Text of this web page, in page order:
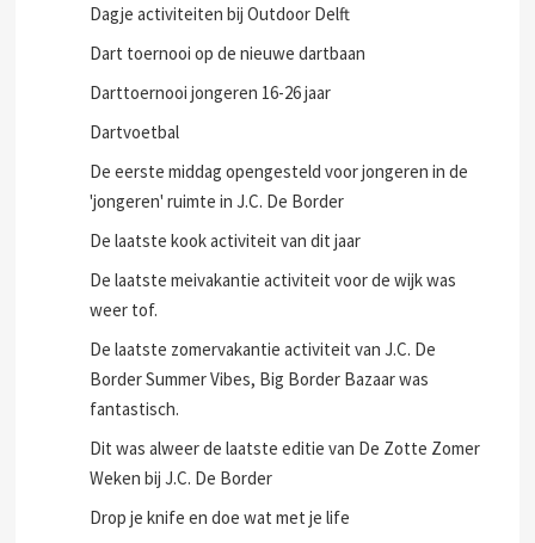
Dagje activiteiten bij Outdoor Delft
Dart toernooi op de nieuwe dartbaan
Darttoernooi jongeren 16-26 jaar
Dartvoetbal
De eerste middag opengesteld voor jongeren in de
'jongeren' ruimte in J.C. De Border
De laatste kook activiteit van dit jaar
De laatste meivakantie activiteit voor de wijk was
weer tof.
De laatste zomervakantie activiteit van J.C. De
Border Summer Vibes, Big Border Bazaar was
fantastisch.
Dit was alweer de laatste editie van De Zotte Zomer
Weken bij J.C. De Border
Drop je knife en doe wat met je life